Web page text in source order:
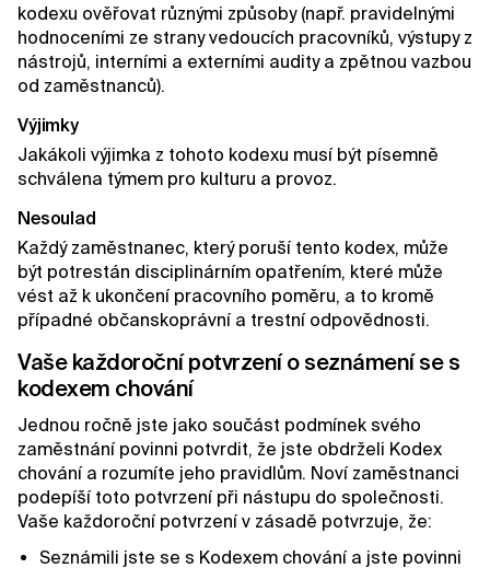
kodexu ověřovat různými způsoby (např. pravidelnými
hodnoceními ze strany vedoucích pracovníků, výstupy z
nástrojů, interními a externími audity a zpětnou vazbou
od zaměstnanců).
Výjimky
Jakákoli výjimka z tohoto kodexu musí být písemně
schválena týmem pro kulturu a provoz.
Nesoulad
Každý zaměstnanec, který poruší tento kodex, může
být potrestán disciplinárním opatřením, které může
vést až k ukončení pracovního poměru, a to kromě
případné občanskoprávní a trestní odpovědnosti.
Vaše každoroční potvrzení o seznámení se s
kodexem chování
Jednou ročně jste jako součást podmínek svého
zaměstnání povinni potvrdit, že jste obdrželi Kodex
chování a rozumíte jeho pravidlům. Noví zaměstnanci
podepíší toto potvrzení při nástupu do společnosti.
Vaše každoroční potvrzení v zásadě potvrzuje, že:
Seznámili jste se s Kodexem chování a jste povinni